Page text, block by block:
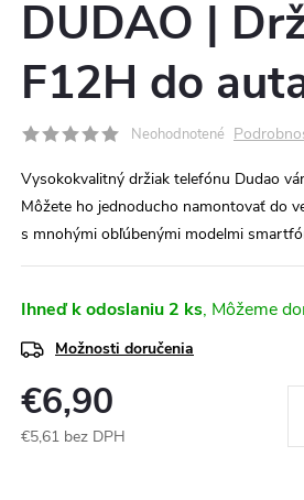
DUDAO |
F12H do
Neohodnotené
Vysokokvalitný držiak telefónu Dudao
Môžete ho jednoducho namontovať do
s mnohými obľúbenými modelmi
Ihneď k odoslaniu 2 ks
Možnosti doručenia
€6,90
€5,61 bez DPH